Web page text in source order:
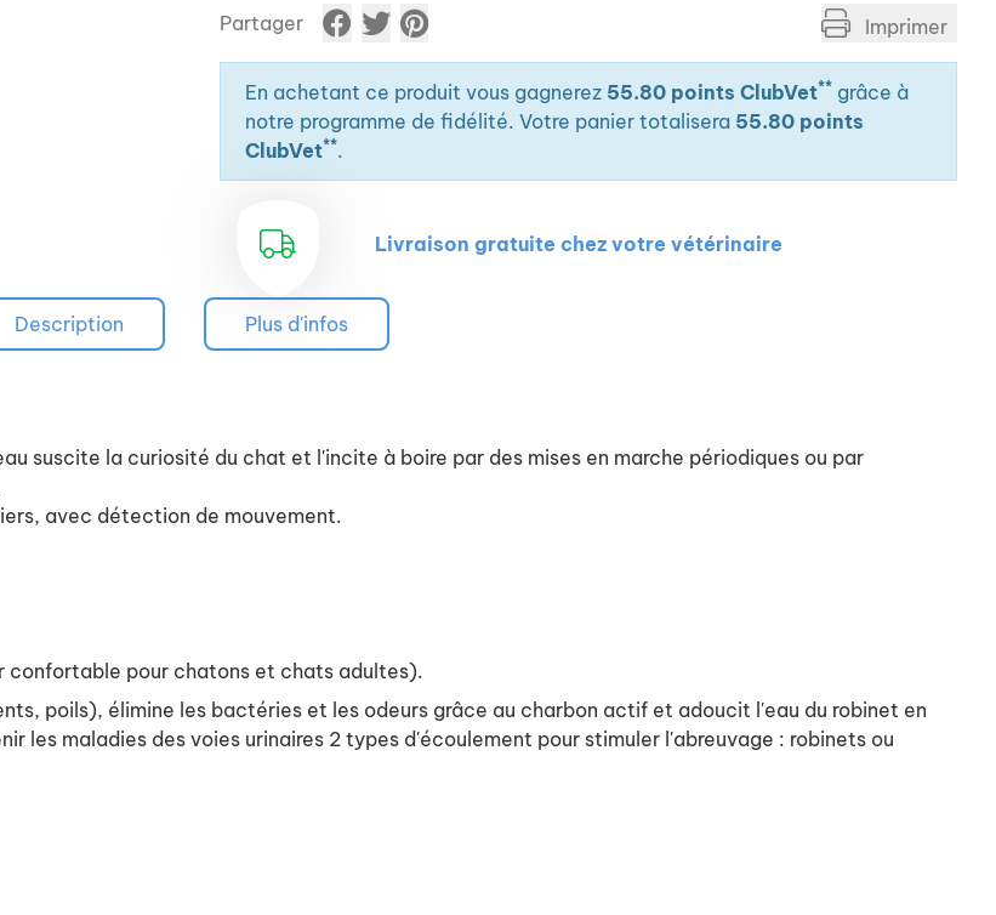
Design compact (réservoir de 2 L) et ergonomique (hauteur confortable
pour chatons et chats adultes).
Filtre triple action : emprisonne les dépôts (poussière, aliments, poils),
élimine les bactéries et les odeurs grâce au charbon actif et adoucit l'eau
du robinet en réduisant le surplus de magnésium et de calcium pour
Ultra-silencieuse : moins de 25 dB.
Partager Imprimer
En achetant ce produit vous gagnerez 55.80 points ClubVet** grâce à
notre programme de fidélité. Votre panier totalisera 55.80 points
ClubVet**.
Livraison gratuite chez votre vétérinaire
Description Plus d'infos
suscite la curiosité du chat et l'incite à boire par des mises en marche périodiques ou par
avec détection de mouvement.
confortable pour chatons et chats adultes).
poils), élimine les bactéries et les odeurs grâce au charbon actif et adoucit l'eau du robinet en
les maladies des voies urinaires 2 types d'écoulement pour stimuler l'abreuvage : robinets ou